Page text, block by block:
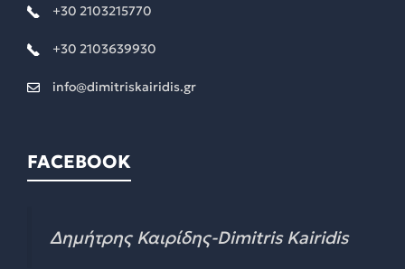
+30 2103215770
+30 2103639930
info@dimitriskairidis.gr
FACEBOOK
Δημήτρης Καιρίδης-Dimitris Kairidis